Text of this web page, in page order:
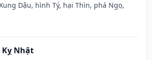
Dậu, hình Tý, hại Thìn, phá Ngọ,
Kỵ Nhật